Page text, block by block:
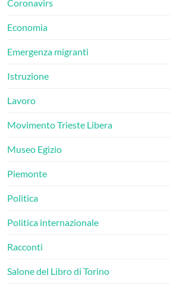
Coronavirs
Economia
Emergenza migranti
Istruzione
Lavoro
Movimento Trieste Libera
Museo Egizio
Piemonte
Politica
Politica internazionale
Racconti
Salone del Libro di Torino